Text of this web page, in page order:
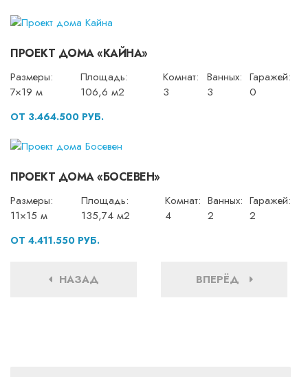
ПРОЕКТ ДОМА «КАЙНА»
Размеры:
7×19 м
Площадь:
106,6 м2
Комнат:
3
Ванных:
3
Гаражей:
0
ОТ 3.464.500 РУБ.
ПРОЕКТ ДОМА «БОСЕВЕН»
Размеры:
11×15 м
Площадь:
135,74 м2
Комнат:
4
Ванных:
2
Гаражей:
2
ОТ 4.411.550 РУБ.
НАЗАД ВПЕРЁД